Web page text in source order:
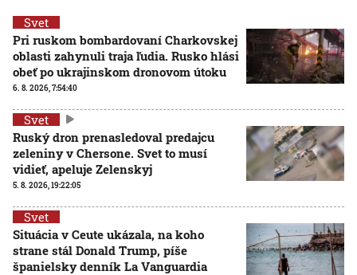
Svet
Pri ruskom bombardovaní Charkovskej
oblasti zahynuli traja ľudia. Rusko hlási
obeť po ukrajinskom dronovom útoku
6. 8. 2026, 7:54:40
Svet
Ruský dron prenasledoval predajcu
zeleniny v Chersone. Svet to musí
vidieť, apeluje Zelenskyj
5. 8. 2026, 19:22:05
Svet
Situácia v Ceute ukázala, na koho
strane stál Donald Trump, píše
španielsky denník La Vanguardia